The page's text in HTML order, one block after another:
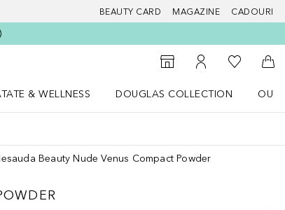
BEAUTY CARD MAGAZINE CADOURI
Către Găsire magazin
Către Contul meu
Către
& WELLNESS
DOUGLAS COLLECTION
Beauty Nude Venus Compact Powder